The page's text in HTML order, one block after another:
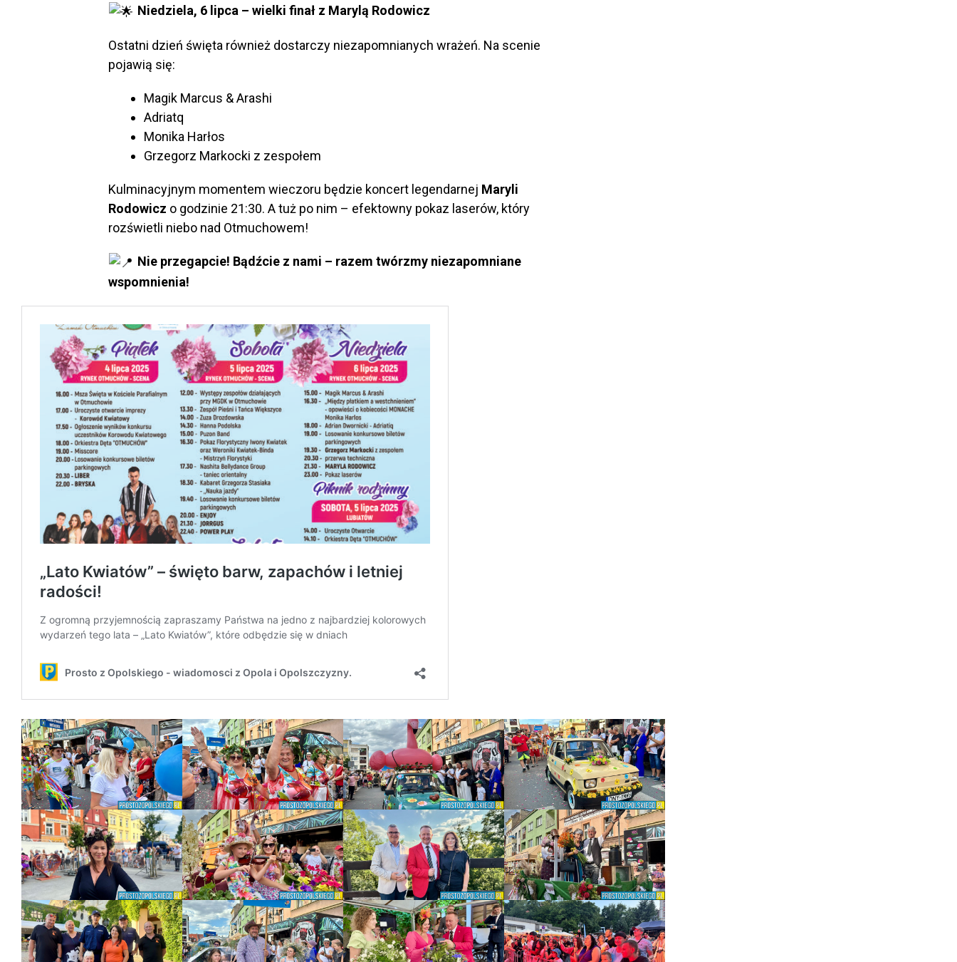
Niedziela, 6 lipca – wielki finał z Marylą Rodowicz
Ostatni dzień święta również dostarczy niezapomnianych wrażeń. Na scenie
pojawią się:
Magik Marcus & Arashi
Adriatq
Monika Harłos
Grzegorz Markocki z zespołem
Kulminacyjnym momentem wieczoru będzie koncert legendarnej Maryli
Rodowicz o godzinie 21:30. A tuż po nim – efektowny pokaz laserów, który
rozświetli niebo nad Otmuchowem!
Nie przegapcie! Bądźcie z nami – razem twórzmy niezapomniane
wspomnienia!